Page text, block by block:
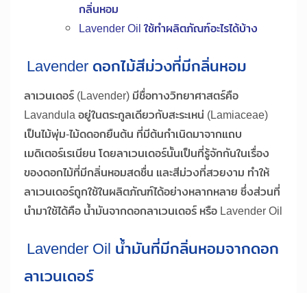
กลิ่นหอม
Lavender Oil ใช้ทำผลิตภัณฑ์อะไรได้บ้าง
Lavender ดอกไม้สีม่วงที่มีกลิ่นหอม
ลาเวนเดอร์ (Lavender) มีชื่อทางวิทยาศาสตร์คือ
Lavandula อยู่ในตระกูลเดียวกับสะระเหน่ (Lamiaceae)
เป็นไม้พุ่ม-ไม้ดดอกยืนต้น ที่มีต้นกำเนิดมาจากแถบ
เมดิเตอร์เรเนียน โดยลาเวนเดอร์นั้นเป็นที่รู้จักกันในเรื่อง
ของดอกไม้ที่มีกลิ่นหอมสดชื่น และสีม่วงที่สวยงาม ทำให้
ลาเวนเดอร์ถูกใช้ในผลิตภัณฑ์ได้อย่างหลากหลาย ซึ่งส่วนที่
นำมาใช้ได้คือ น้ำมันจากดอกลาเวนเดอร์ หรือ Lavender Oil
Lavender Oil น้ำมันที่มีกลิ่นหอมจากดอก
ลาเวนเดอร์